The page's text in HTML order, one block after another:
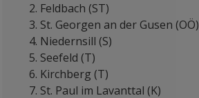
Feldbach (ST)
St. Georgen an der Gusen (OÖ)
Niedernsill (S)
Seefeld (T)
Kirchberg (T)
St. Paul im Lavanttal (K)